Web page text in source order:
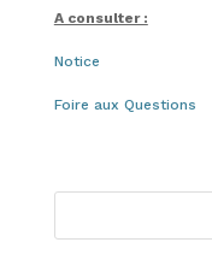
A consulter :
Notice
Foire aux Questions